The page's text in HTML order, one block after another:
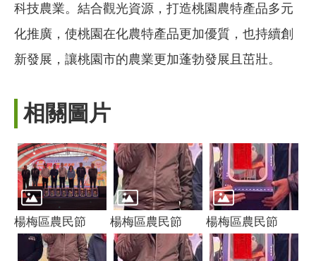
科技農業。結合觀光資源，打造桃園農特產品多元
化推廣，使桃園在化農特產品更加優質，也持續創
新發展，讓桃園市的農業更加蓬勃發展且茁壯。
相關圖片
楊梅區農民節 楊梅區農民節 楊梅區農民節